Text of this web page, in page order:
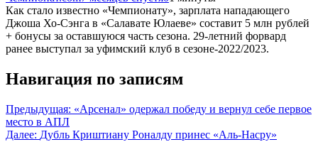
Как стало известно «Чемпионату», зарплата нападающего
Джоша Хо-Сэнга в «Салавате Юлаеве» составит 5 млн рублей
+ бонусы за оставшуюся часть сезона. 29-летний форвард
ранее выступал за уфимский клуб в сезоне-2022/2023.
Навигация по записям
Предыдущая: «Арсенал» одержал победу и вернул себе первое
место в АПЛ
Далее: Дубль Криштиану Роналду принес «Аль‑Насру»